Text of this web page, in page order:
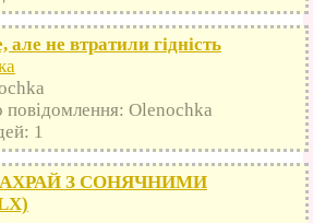
не втратили гідність
повідомлення: Olenochka
1
З СОНЯЧНИМИ